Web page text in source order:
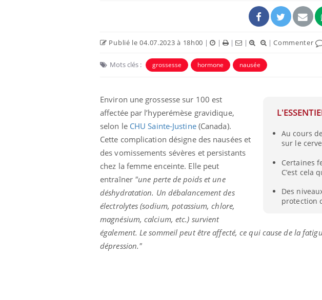
Publié le 04.07.2023 à 18h00 | | | | |Commenter
Mots clés : grossesse hormone nausée
Au cours
sur le
Certaines
C’est cela
Des
protection
Environ une grossesse sur 100 est
affectée par l’hyperémèse gravidique,
selon le CHU Sainte-Justine(Canada).
Cette complication désigne des nausées et
des vomissements sévères et persistants
chez la femme enceinte. Elle peut
entraîner "une perte de poids et une
déshydratation. Un débalancement des
électrolytes (sodium, potassium, chlore,
magnésium, calcium, etc.) survient
également. Le sommeil peut être affecté, ce qui cause de la
dépression."